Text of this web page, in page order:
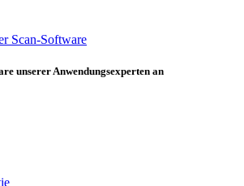
Scan-Software
unserer Anwendungsexperten an